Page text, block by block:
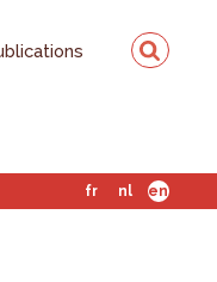
fr nl en